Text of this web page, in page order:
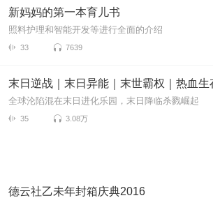
新妈妈的第一本育儿书
照料护理和智能开发等进行全面的介绍
33 7639
末日逆战｜末日异能｜末世霸权｜热血生
全球沦陷混在末日进化乐园，末日降临杀戮崛起
35 3.08万
德云社乙未年封箱庆典2016